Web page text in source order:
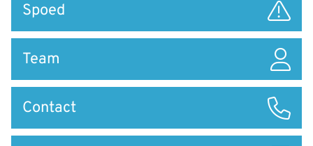
naar
Spoed
Team
Contact